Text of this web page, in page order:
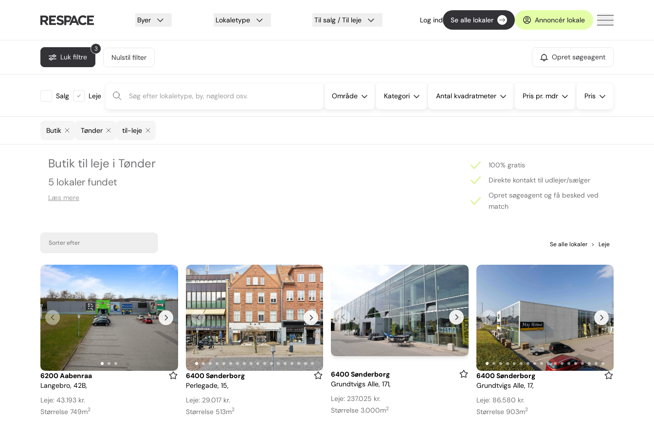
Byer Lokaletype Til salg / Til leje Log ind Se alle lokaler Annoncér lokale
3
Luk filtre Nulstil filter Opret søgeagent
Salg Leje Område Kategori Antal kvadratmeter Pris pr. mdr Pris
Butik Tønder til-leje
Butik til leje i Tønder
5 lokaler fundet
Læs mere
100% gratis
Direkte kontakt til udlejer/sælger
Opret søgeagent og få besked ved
match
Sorter efter Se alle lokaler > Leje
Item
1
of
3
6200 Aabenraa
Langebro, 42B,
Leje: 43.193 kr.
Størrelse 749m2
Item
1
of
18
6400 Sønderborg
Perlegade, 15,
Leje: 29.017 kr.
Størrelse 513m2
Item
1
of
12
6400 Sønderborg
Grundtvigs Alle, 171,
Leje: 237.025 kr.
Størrelse 3.000m2
Item
1
of
18
6400 Sønderborg
Grundtvigs Alle, 17,
Leje: 86.580 kr.
Størrelse 903m2